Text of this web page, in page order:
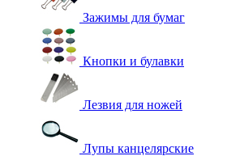
Зажимы для бумаг
Кнопки и булавки
Лезвия для ножей
Лупы канцелярские